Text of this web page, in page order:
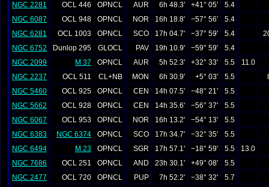
NGC 2281
OCL 446 OPNCL AUR 6h 48.3' +41° 05'
5.4
NGC 6087
OCL 948 OPNCL NOR 16h 18.8' −57° 56'
5.4
NGC 6281
OCL 1003 OPNCL SCO 17h 04.7' −37° 59' 5.4
NGC 6752
Dunlop 295 GLOCL PAV 19h 10.9' −59° 59'
5.4
NGC 2099
M 37 OPNCL AUR 5h 52.3' +32° 33' 5.5
11.0
NGC 2237
OCL 511 CL+NB MON 6h 30.9' +5° 03' 5.5
NGC 5460
OCL 925 OPNCL CEN 14h 07.5' −48° 21'
5.5
NGC 5662
OCL 928 OPNCL CEN 14h 35.6' −56° 37'
5.5
NGC 6067
OCL 953 OPNCL NOR 16h 13.2' −54° 13'
5.5
NGC 6383
NGC 6374 OPNCL SCO 17h 34.7' −32° 35'
5.5
NGC 6494
M 23 OPNCL SGR 17h 57.1' −18° 59' 5.5
13.0
NGC 7686
OCL 251 OPNCL AND 23h 30.1' +49° 08'
5.5
NGC 2477
OCL 720 OPNCL PUP 7h 52.2' −38° 32'
5.7